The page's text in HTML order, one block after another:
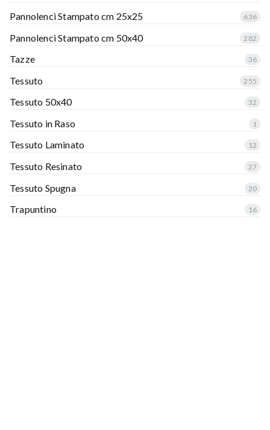
Pannolenci Stampato cm 25x25 636
Pannolenci Stampato cm 50x40 282
Tazze 36
Tessuto 255
Tessuto 50x40 32
Tessuto in Raso 1
Tessuto Laminato 12
Tessuto Resinato 27
Tessuto Spugna 20
Trapuntino 16